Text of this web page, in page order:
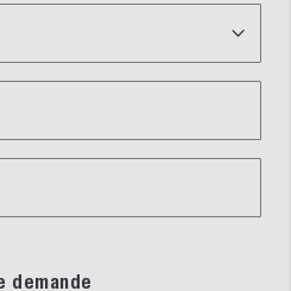
demande